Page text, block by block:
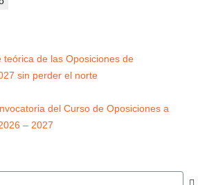
de las Oposiciones de
sin perder el norte
del Curso de Oposiciones a
– 2027